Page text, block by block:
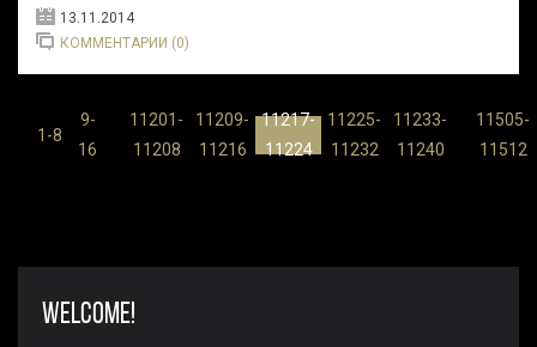
13.11.2014
КОММЕНТАРИИ (0)
1-8
9-
16
11201-
11208
11209-
11216
11217-
11224
11225-
11232
11233-
11240
11505-
11512
WELCOME!